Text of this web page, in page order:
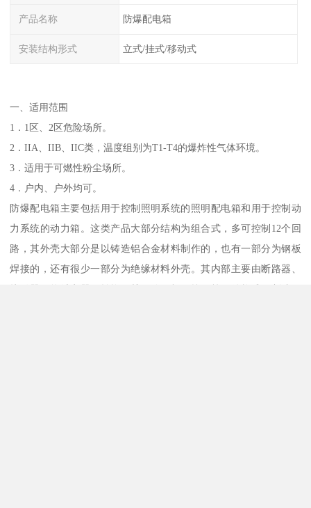
产品名称 防爆配电箱
安装结构形式 立式/挂式/移动式
一、适用范围
1．1区、2区危险场所。
2．IIA、IIB、IIC类，温度组别为T1-T4的爆炸性气体环境。
3．适用于可燃性粉尘场所。
4．户内、户外均可。
防爆配电箱主要包括用于控制照明系统的照明配电箱和用于控制动
力系统的动力箱。这类产品大部分结构为组合式，多可控制12个回
路，其外壳大部分是以铸造铝合金材料制作的，也有一部分为钢板
焊接的，还有很少一部分为绝缘材料外壳。其内部主要由断路器、
首页 在线QQ 13333640668 在线留言